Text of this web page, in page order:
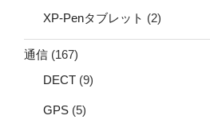
XP-Penタブレット (2)
通信 (167)
DECT (9)
GPS (5)